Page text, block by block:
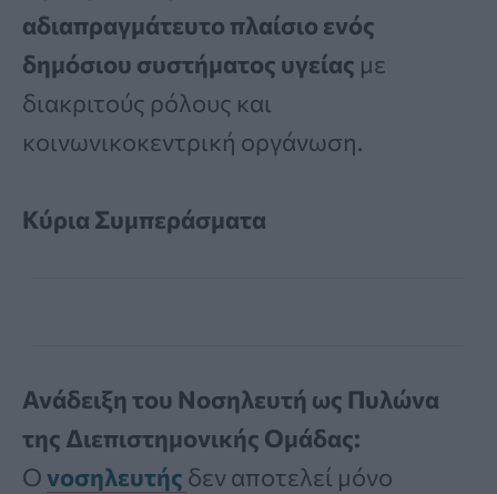
αδιαπραγμάτευτο πλαίσιο ενός
δημόσιου συστήματος υγείας με
διακριτούς ρόλους και
κοινωνικοκεντρική οργάνωση.
Κύρια Συμπεράσματα
Ανάδειξη του Νοσηλευτή ως Πυλώνα
της Διεπιστημονικής Ομάδας:
Ονοσηλευτής δεν αποτελεί μόνο